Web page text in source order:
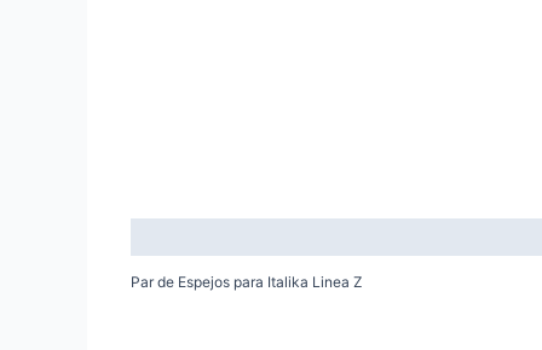
Par de Espejos para Italika Linea Z